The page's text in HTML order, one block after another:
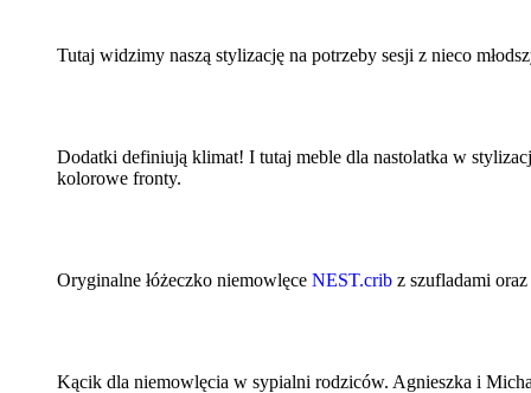
Tutaj widzimy naszą stylizację na potrzeby sesji z nieco
Dodatki definiują klimat! I tutaj meble dla nastolatka w
kolorowe fronty.
Oryginalne łóżeczko niemowlęce NEST.crib z szufladami
Kącik dla niemowlęcia w sypialni rodziców. Agnieszka i